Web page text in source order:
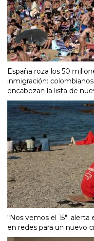
España roza los 50
inmigración:
encabezan la lista de
“Nos vemos el 15″:
en redes para un nuevo